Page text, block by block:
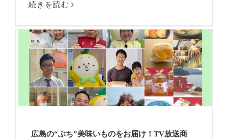
続きを読む
広島の“ぶち”美味いものをお届け！TV放送商